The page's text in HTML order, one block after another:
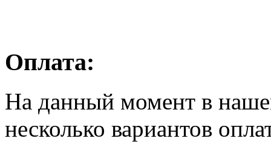
Оплата:
На данный момент в
несколько вариантов